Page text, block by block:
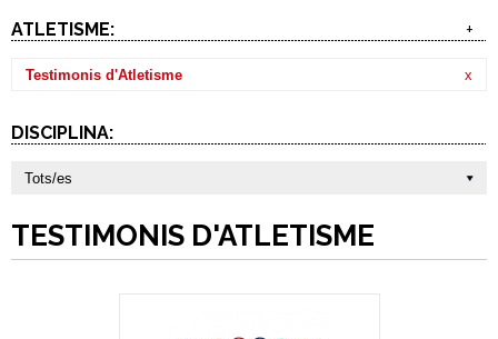
ATLETISME: +
Testimonis d'Atletisme x
DISCIPLINA:
Tots/es
TESTIMONIS D'ATLETISME